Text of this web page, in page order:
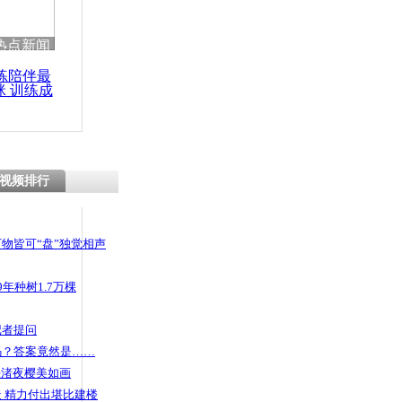
点新闻
陪伴最
训练成
频排行
皆可“盘”独觉相声
种树1.7万棵
提问
？答案竟然是……
夜樱美如画
精力付出堪比建楼